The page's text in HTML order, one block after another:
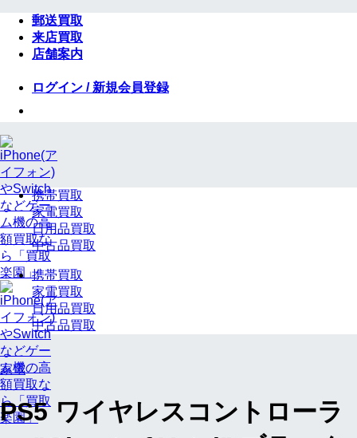
Skip
content
郵送買取
来店買取
店舗案内
ログイン / 新規会員登録
携帯買取
家電買取
日用品買取
中古品買取
携帯買取
家電買取
日用品買取
中古品買取
家電
PS5 ワイヤレスコントローラ